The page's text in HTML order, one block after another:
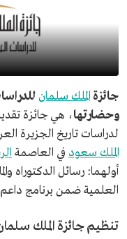
جائزة الملك سلمان
وحضارتها، هي جائزة
لدراسات تاريخ الجزيرة
الملك سعود في العاصمة
أولهما: رسائل الدكتوراه
العلمية ضمن برنامج داعم
تنظيم جائزة الملك